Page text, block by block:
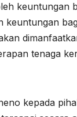
keuntungan
keuntungan
tenaga
kepada